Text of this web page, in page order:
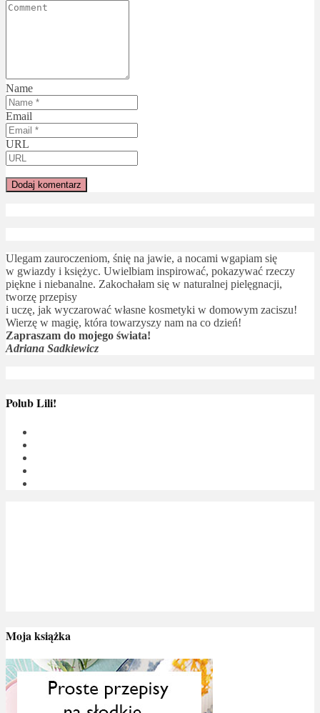
Name
Email
URL
Ulegam zauroczeniom, śnię na jawie, a nocami wgapiam się
w gwiazdy i księżyc. Uwielbiam inspirować, pokazywać rzeczy
piękne i niebanalne. Zakochałam się w naturalnej pielęgnacji,
tworzę przepisy
i uczę, jak wyczarować własne kosmetyki w domowym zaciszu!
Wierzę w magię, która towarzyszy nam na co dzień!
Zapraszam do mojego świata!
Adriana Sadkiewicz
Polub Lili!
Moja książka